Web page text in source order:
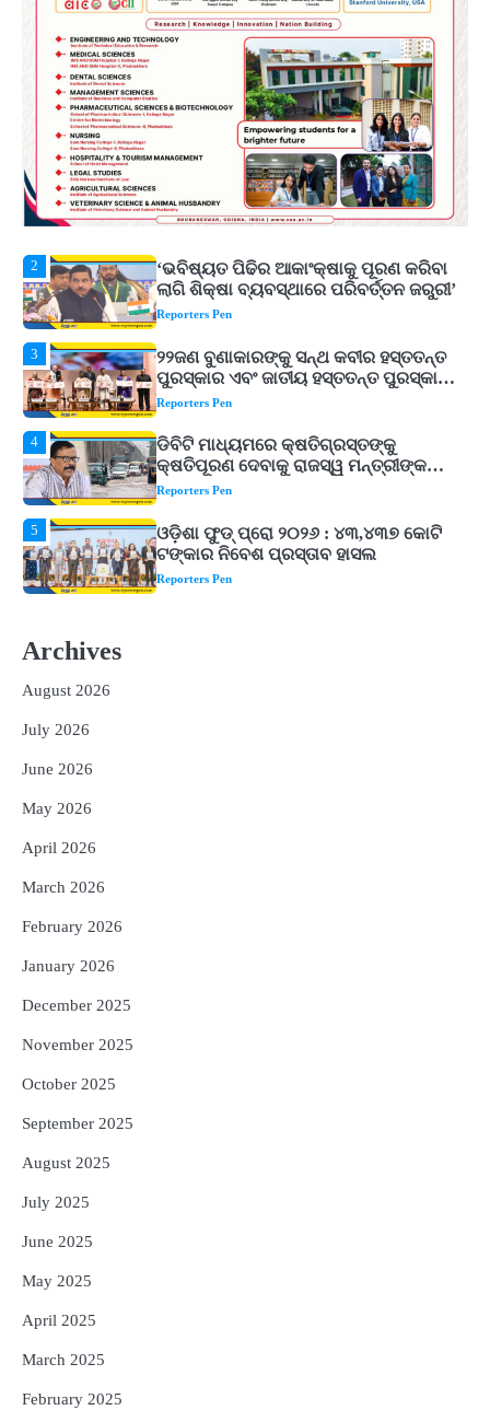
ଓଡ଼ିଶା ଫୁଡ୍ ପ୍ରୋ ୨୦୨୬ : ୪୩,୪୩୭ କୋଟି
ଟଙ୍କାର ନିବେଶ ପ୍ରସ୍ତାବ ହାସଲ
Reporters Pen
ଘରର ବାସ୍ତୁଦୋଷ ଦୂର କରିବ ଲିଲି ଫୁଲ!
Reporters Pen
‘ଭବିଷ୍ୟତ ପିଢିର ଆକାଂକ୍ଷାକୁ ପୂରଣ କରିବା
ଲାଗି ଶିକ୍ଷା ବ୍ୟବସ୍ଥାରେ ପରିବର୍ତ୍ତନ ଜରୁରୀ’
Reporters Pen
3
୨୨ଜଣ ବୁଣାକାରଙ୍କୁ ସନ୍ଥ କବୀର ହସ୍ତତନ୍ତ
ପୁରସ୍କାର ଏବଂ ଜାତୀୟ ହସ୍ତତନ୍ତ ପୁରସ୍କାର
ପ୍ରଦାନ, ଓଡ଼ିଶାରୁ ୨ ଜଣଙ୍କୁ ମିଳିଲା
Reporters Pen
4
ଡିବିଟି ମାଧ୍ୟମରେ କ୍ଷତିଗ୍ରସ୍ତଙ୍କୁ
କ୍ଷତିପୂରଣ ଦେବାକୁ ରାଜସ୍ୱ ମନ୍ତ୍ରୀଙ୍କ
ନିର୍ଦ୍ଦେଶ
Reporters Pen
5
ଓଡ଼ିଶା ଫୁଡ୍ ପ୍ରୋ ୨୦୨୬ : ୪୩,୪୩୭ କୋଟି
ଟଙ୍କାର ନିବେଶ ପ୍ରସ୍ତାବ ହାସଲ
Reporters Pen
1
ଘରର ବାସ୍ତୁଦୋଷ ଦୂର କରିବ ଲିଲି ଫୁଲ!
Reporters Pen
5
Archives
August 2026
July 2026
June 2026
May 2026
April 2026
March 2026
February 2026
January 2026
December 2025
November 2025
October 2025
September 2025
August 2025
July 2025
June 2025
May 2025
April 2025
March 2025
February 2025